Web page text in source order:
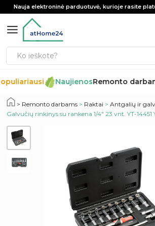
Nauja elektroninė parduotuvė, kurioje rasite
NaujienosRemonto
Remonto darbams > Raktai >Antgalių ir
Galvučių rinkinys su rankena 1/4″ 23 vnt. YT-14451